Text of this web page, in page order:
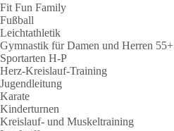
Fit Fun Family
Fußball
Leichtathletik
Gymnastik für Damen und Herren 55+
Sportarten H-P
Herz-Kreislauf-Training
Jugendleitung
Karate
Kinderturnen
Kreislauf- und Muskeltraining